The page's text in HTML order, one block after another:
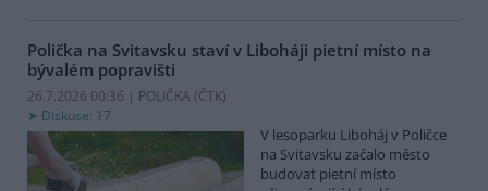
Polička na Svitavsku staví v Liboháji pietní místo na
bývalém popravišti
26.7.2026 00:36 | POLIČKA (ČTK)
Diskuse: 17
V lesoparku Liboháj v Poličce
na Svitavsku začalo město
budovat pietní místo